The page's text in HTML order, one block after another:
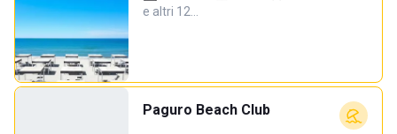
e altri 12…
Paguro Beach Club